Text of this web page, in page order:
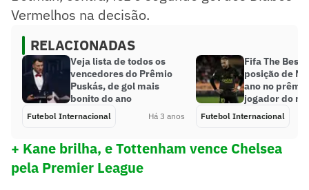
Vermelhos na decisão.
RELACIONADAS
Veja lista de todos os
vencedores do Prêmio
Puskás, de gol mais
bonito do ano
Futebol Internacional Há 3 anos
Fifa The
posição de
ano no
jogador do
Futebol Internacional
+ Kane brilha, e Tottenham vence Chelsea
pela Premier League